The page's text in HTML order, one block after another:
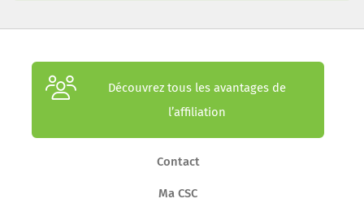
Découvrez tous les avantages de
l’affiliation
Contact
Ma CSC